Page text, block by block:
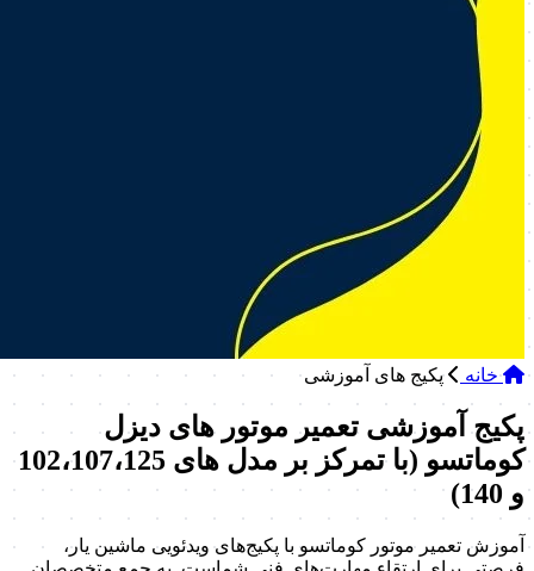
خانه پکیج های آموزشی
پکیج آموزشی تعمیر موتور های دیزل
کوماتسو (با تمرکز بر مدل های 102،107،125
و 140)
آموزش تعمیر موتور کوماتسو با پکیج‌های ویدئویی ماشین یار،